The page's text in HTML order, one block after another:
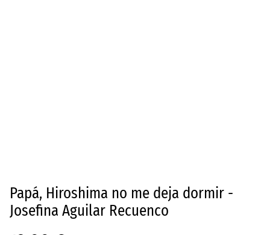
Papá, Hiroshima no me deja dormir -
Josefina Aguilar Recuenco